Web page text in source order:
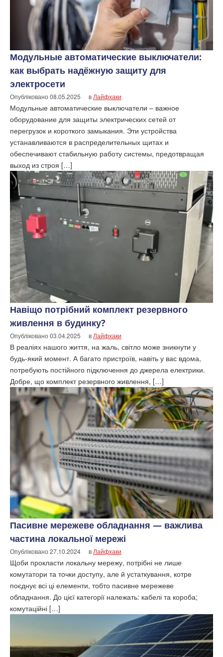
Модульные автоматические выключатели:
как выбрать надёжную защиту для
электросети
Опубліковано08.05.2025 в Лайфхаки
Модульные автоматические выключатели – важное
оборудование для защиты электрических сетей от
перегрузок и короткого замыкания. Эти устройства
устанавливаются в распределительных щитах и
обеспечивают стабильную работу системы, предотвращая
выход из строя […]
Навіщо потрібний комплект резервного
живлення в будинку?
Опубліковано03.04.2025 в Лайфхаки
В реаліях нашого життя, на жаль, світло може зникнути у
будь-який момент. А багато пристроїв, навіть у вас вдома,
потребують постійного підключення до джерела електрики.
Добре, що комплект резервного живлення, […]
Пасивне мережеве обладнання — важлива
частина локальної мережі
Опубліковано27.10.2024 вЛайфхаки
Щоби прокласти локальну мережу, потрібні не лише
комутатори та точки доступу, але й устаткування, котре
поєднує всі ці елементи, тобто пасивне мережеве
обладнання. До цієї категорії належать: кабелі та короба;
комутаційні […]